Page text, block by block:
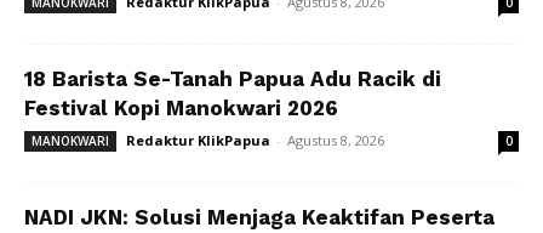
18 Barista Se-Tanah Papua Adu Racik di
Festival Kopi Manokwari 2026
MANOKWARI Redaktur KlikPapua - Agustus 8, 2026 0
NADI JKN: Solusi Menjaga Keaktifan Peserta